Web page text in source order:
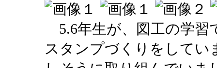
5.6年生が、図工の学習
スタンプづくりをしてい